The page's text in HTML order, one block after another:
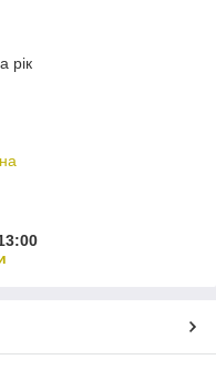
рік